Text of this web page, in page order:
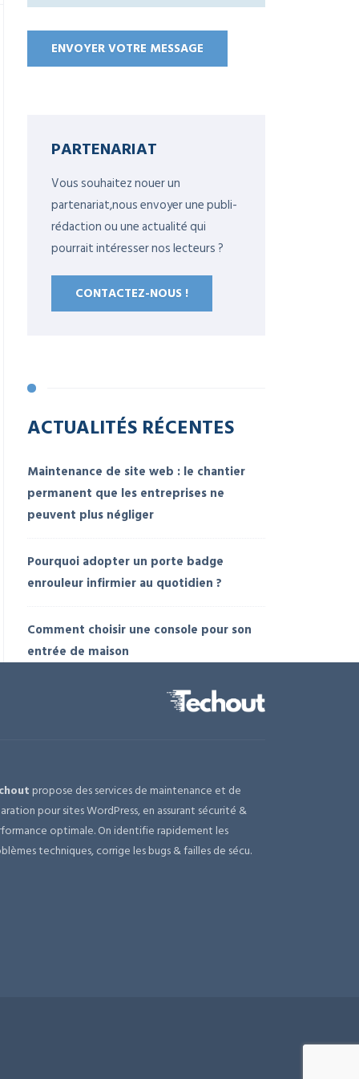
PARTENARIAT
Vous souhaitez nouer un
partenariat,nous envoyer une publi-
rédaction ou une actualité qui
pourrait intéresser nos lecteurs ?
CONTACTEZ-NOUS !
ACTUALITÉS RÉCENTES
Maintenance de site web : le chantier
permanent que les entreprises ne
peuvent plus négliger
Pourquoi adopter un porte badge
enrouleur infirmier au quotidien ?
Comment choisir une console pour son
entrée de maison
propose des services de maintenance et de
pour sites WordPress, en assurant sécurité &
optimale. On identifie rapidement les
techniques, corrige les bugs & failles de sécu.